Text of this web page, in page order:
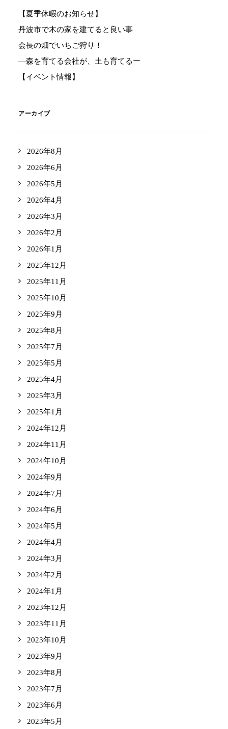
【夏季休暇のお知らせ】
丹波市で木の家を建てると良い事
会長の畑でいちご狩り！
―森を育てる会社が、土も育てるー
【イベント情報】
アーカイブ
2026年8月
2026年6月
2026年5月
2026年4月
2026年3月
2026年2月
2026年1月
2025年12月
2025年11月
2025年10月
2025年9月
2025年8月
2025年7月
2025年5月
2025年4月
2025年3月
2025年1月
2024年12月
2024年11月
2024年10月
2024年9月
2024年7月
2024年6月
2024年5月
2024年4月
2024年3月
2024年2月
2024年1月
2023年12月
2023年11月
2023年10月
2023年9月
2023年8月
2023年7月
2023年6月
2023年5月